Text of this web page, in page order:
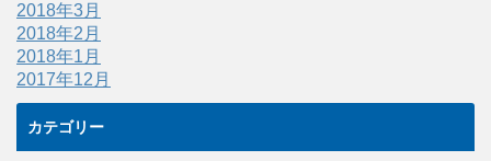
2018年3月
2018年2月
2018年1月
2017年12月
カテゴリー